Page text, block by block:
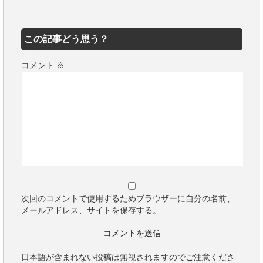
この記事どう思う？
コメント ※
次回のコメントで使用するためブラウザーに自分の名前、
メールアドレス、サイトを保存する。
日本語が含まれない投稿は無視されますのでご注意くださ